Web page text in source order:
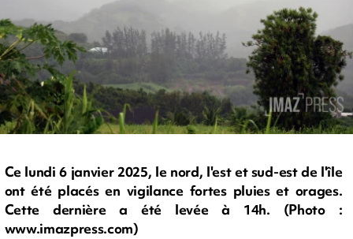
Ce lundi 6 janvier 2025, le nord, l'est et sud-est de l'île
ont été placés en vigilance fortes pluies et orages.
Cette dernière a été levée à 14h. (Photo :
www.imazpress.com)